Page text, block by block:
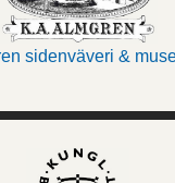
sidenväveri &